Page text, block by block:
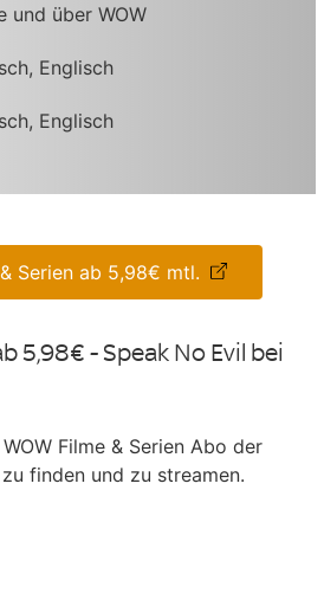
und über WOW
Englisch
Englisch
Serien ab 5,98€ mtl.
5,98€ - Speak No Evil bei
Filme & Serien Abo der
finden und zu streamen.